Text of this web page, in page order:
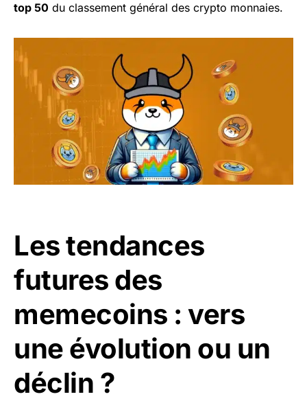
top 50 du classement général des crypto monnaies.
Les tendances
futures des
memecoins : vers
une évolution ou un
déclin ?